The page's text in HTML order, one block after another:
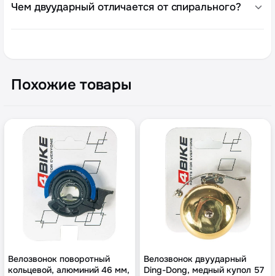
Чем двуударный отличается от спирального?
Похожие товары
Велозвонок поворотный
кольцевой, алюминий 46 мм,
Велозвонок двуударный
Ding-Dong, медный купол 57